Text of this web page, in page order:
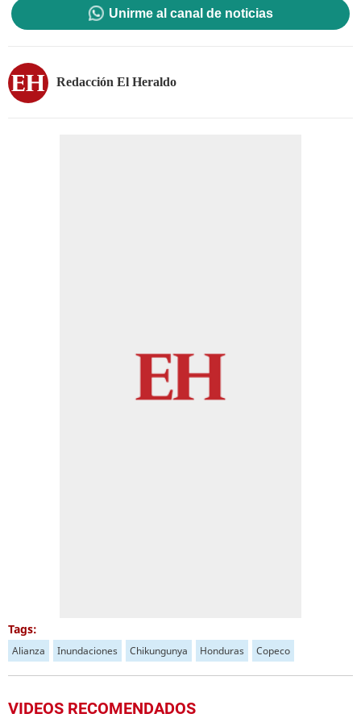
Unirme al canal de noticias
Redacción El Heraldo
Tags:
Alianza Inundaciones Chikungunya Honduras Copeco
VIDEOS RECOMENDADOS